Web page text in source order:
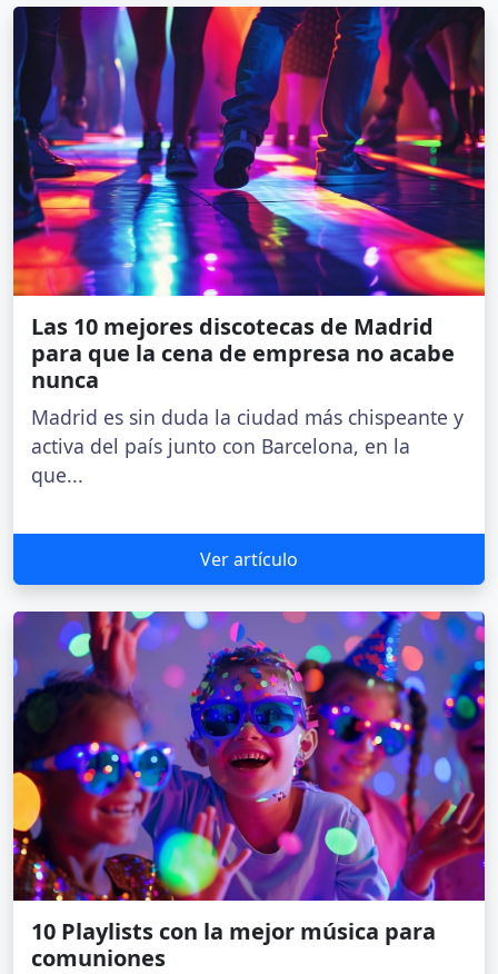
Las 10 mejores discotecas de Madrid
para que la cena de empresa no acabe
nunca
Madrid es sin duda la ciudad más chispeante y
activa del país junto con Barcelona, en la
que...
Ver artículo
10 Playlists con la mejor música para
comuniones